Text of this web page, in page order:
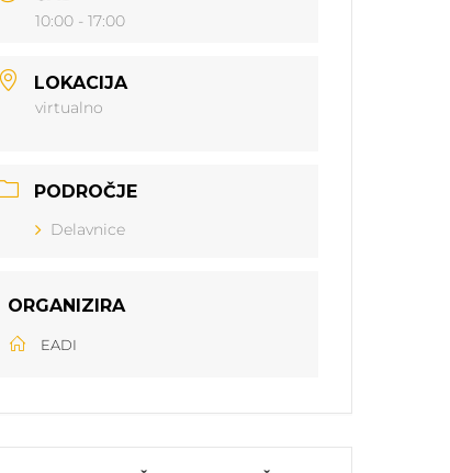
10:00 - 17:00
LOKACIJA
virtualno
PODROČJE
Delavnice
ORGANIZIRA
EADI